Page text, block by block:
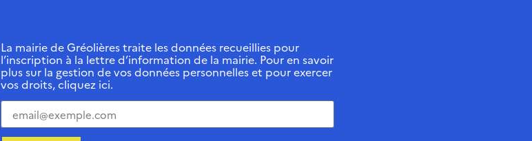
La mairie de Gréolières traite les données recueillies pour
l’inscription à la lettre d’information de la mairie. Pour en savoir
plus sur la gestion de vos données personnelles et pour exercer
vos droits, cliquez ici.